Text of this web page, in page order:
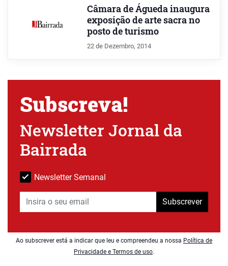
Câmara de Águeda inaugura
exposição de arte sacra no
posto de turismo
22 de Dezembro, 2014
Subscreva!
Newsletter Jornal da
Bairrada
Newsletter Semanal
Subscrever
Ao subscrever está a indicar que leu e compreendeu a nossa Política de
Privacidade e Termos de uso.